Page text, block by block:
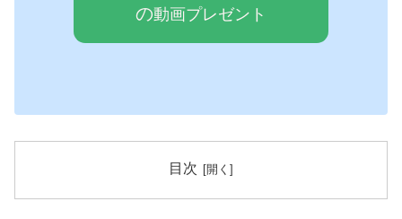
の動画プレゼン ト
目次